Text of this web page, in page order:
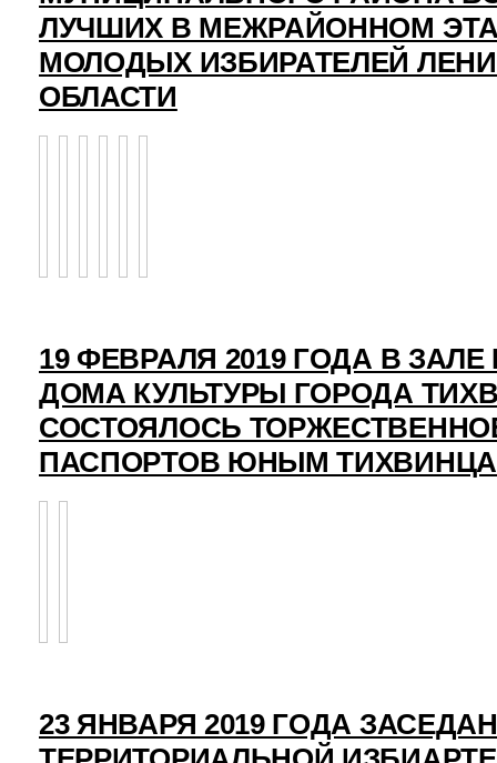
ЛУЧШИХ В МЕЖРАЙОННОМ
МОЛОДЫХ ИЗБИРАТЕЛЕЙ
ОБЛАСТИ
19 ФЕВРАЛЯ 2019 ГОДА В
ДОМА КУЛЬТУРЫ ГОРОДА
СОСТОЯЛОСЬ
ПАСПОРТОВ ЮНЫМ
23 ЯНВАРЯ 2019 ГОДА